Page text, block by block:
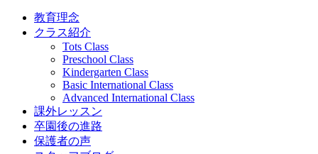
教育理念
クラス紹介
Tots Class
Preschool Class
Kindergarten Class
Basic International Class
Advanced International Class
課外レッスン
卒園後の進路
保護者の声